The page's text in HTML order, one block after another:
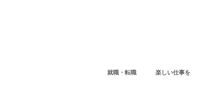
就職・転職 楽しい仕事を